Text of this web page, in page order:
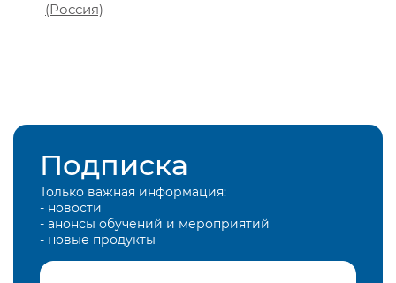
(Россия)
Подписка
Только важная информация:
- новости
- анонсы обучений и мероприятий
- новые продукты